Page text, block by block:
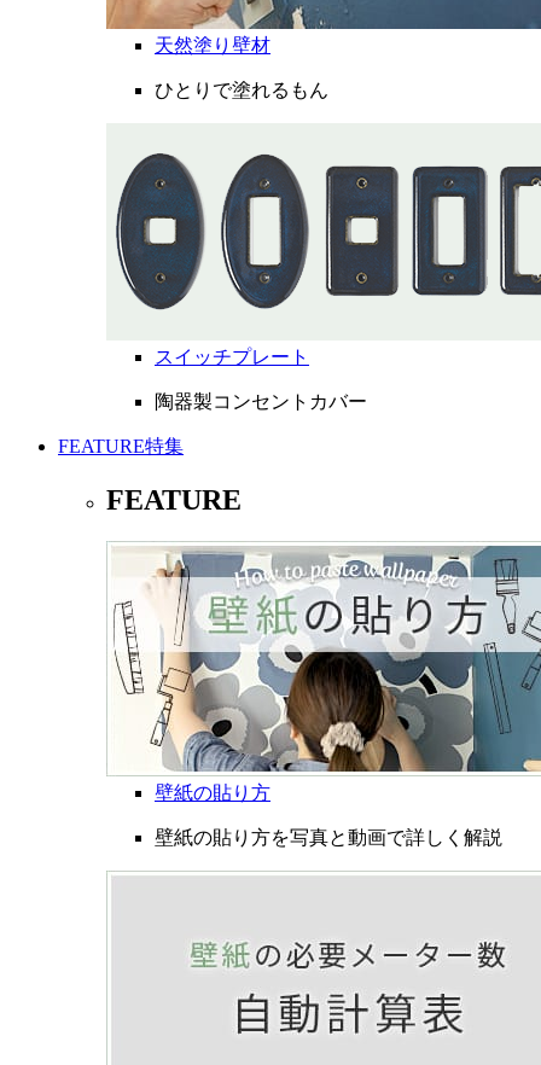
天然塗り壁材
ひとりで塗れるもん
スイッチプレート
陶器製コンセントカバー
FEATURE特集
FEATURE
壁紙の貼り方
壁紙の貼り方を写真と動画で詳しく解説